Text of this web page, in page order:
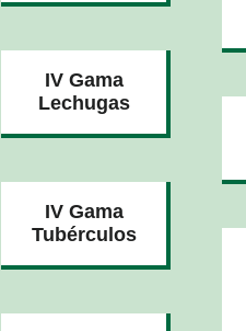
IV Gama
Lechugas
IV Gama
Tubérculos